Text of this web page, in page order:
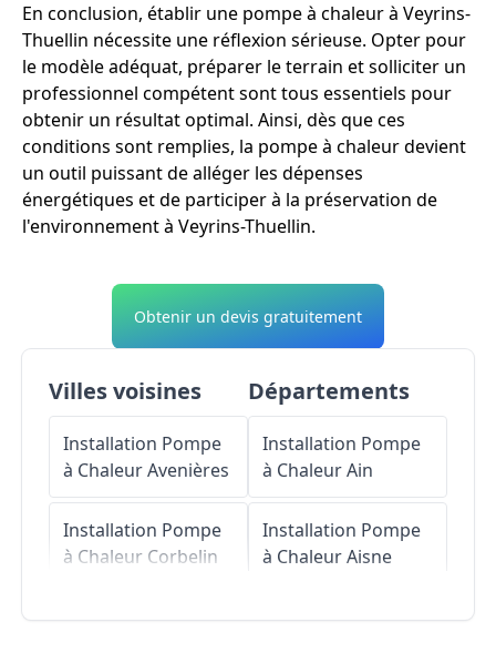
En conclusion, établir une pompe à chaleur à Veyrins-
Thuellin nécessite une réflexion sérieuse. Opter pour
le modèle adéquat, préparer le terrain et solliciter un
professionnel compétent sont tous essentiels pour
obtenir un résultat optimal. Ainsi, dès que ces
conditions sont remplies, la pompe à chaleur devient
un outil puissant de alléger les dépenses
énergétiques et de participer à la préservation de
l'environnement à Veyrins-Thuellin.
Obtenir un devis gratuitement
Villes voisines
Installation Pompe
à ChaleurAvenières
Installation Pompe
à Chaleur Corbelin
Installation Pompe
Départements
Installation Pompe
à ChaleurAin
Installation Pompe
à ChaleurAisne
Installation Pompe